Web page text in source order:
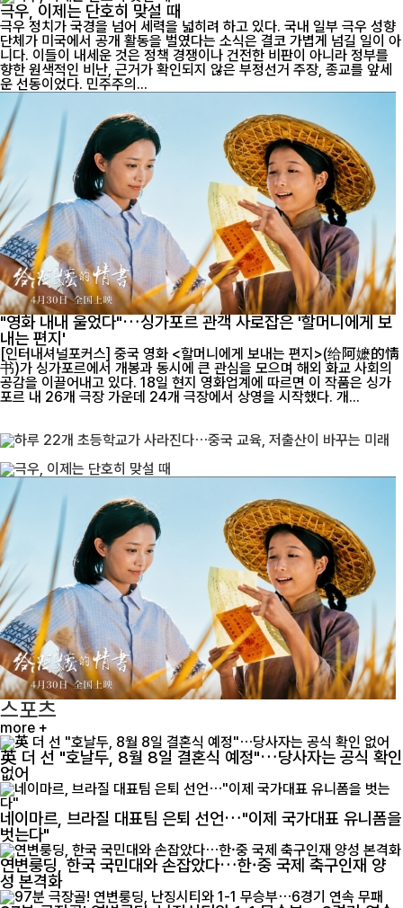
극우, 이제는 단호히 맞설 때
극우 정치가 국경을 넘어 세력을 넓히려 하고 있다. 국내 일부 극우 성향
단체가 미국에서 공개 활동을 벌였다는 소식은 결코 가볍게 넘길 일이 아
니다. 이들이 내세운 것은 정책 경쟁이나 건전한 비판이 아니라 정부를
향한 원색적인 비난, 근거가 확인되지 않은 부정선거 주장, 종교를 앞세
운 선동이었다. 민주주의...
"영화 내내 울었다"…싱가포르 관객 사로잡은 '할머니에게 보
내는 편지'
[인터내셔널포커스] 중국 영화 <할머니에게 보내는 편지>(给阿嬷的情
书)가 싱가포르에서 개봉과 동시에 큰 관심을 모으며 해외 화교 사회의
공감을 이끌어내고 있다. 18일 현지 영화업계에 따르면 이 작품은 싱가
포르 내 26개 극장 가운데 24개 극장에서 상영을 시작했다. 개...
스포츠
more +
英 더 선 "호날두, 8월 8일 결혼식 예정"…당사자는 공식 확인
없어
네이마르, 브라질 대표팀 은퇴 선언…"이제 국가대표 유니폼을
벗는다"
연변룽딩, 한국 국민대와 손잡았다…한·중 국제 축구인재 양
성 본격화